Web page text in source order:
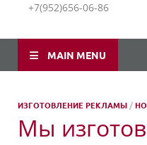
+7(952)656-06-86
MAIN MENU
ИЗГОТОВЛЕНИЕ РЕКЛАМЫ /
Мы